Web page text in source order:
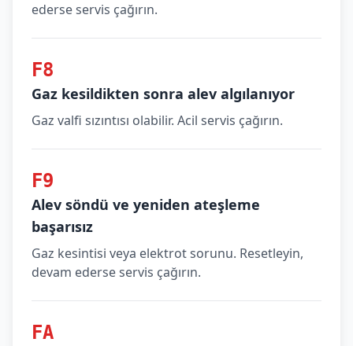
ederse servis çağırın.
F8
Gaz kesildikten sonra alev algılanıyor
Gaz valfi sızıntısı olabilir. Acil servis çağırın.
F9
Alev söndü ve yeniden ateşleme
başarısız
Gaz kesintisi veya elektrot sorunu. Resetleyin,
devam ederse servis çağırın.
FA